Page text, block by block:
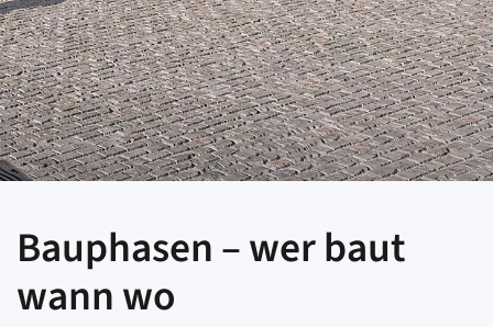
Bauphasen – wer baut
wann wo